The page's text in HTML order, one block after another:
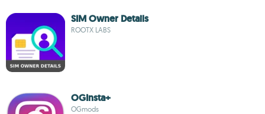
SIM Owner Details
ROOTX LABS
OGInsta+
OGmods